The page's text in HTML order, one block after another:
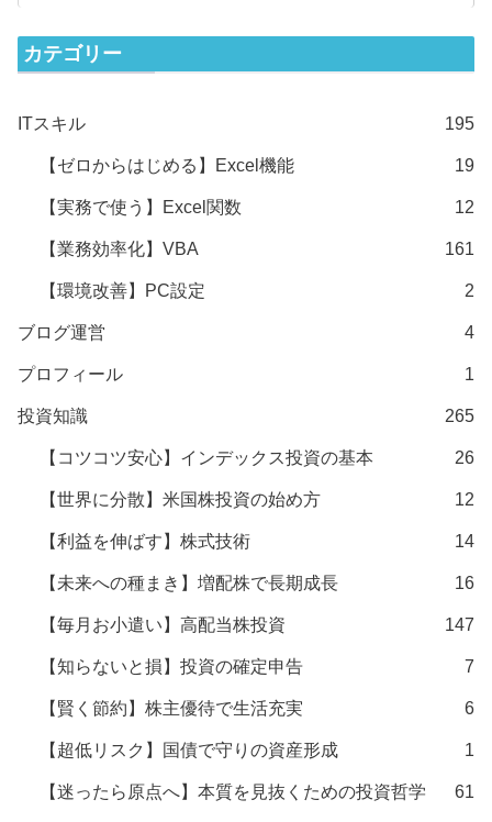
カテゴリー
ITスキル 195
【ゼロからはじめる】Excel機能 19
【実務で使う】Excel関数 12
【業務効率化】VBA 161
【環境改善】PC設定 2
ブログ運営 4
プロフィール 1
投資知識 265
【コツコツ安心】インデックス投資の基本 26
【世界に分散】米国株投資の始め方 12
【利益を伸ばす】株式技術 14
【未来への種まき】増配株で長期成長 16
【毎月お小遣い】高配当株投資 147
【知らないと損】投資の確定申告 7
【賢く節約】株主優待で生活充実 6
【超低リスク】国債で守りの資産形成 1
【迷ったら原点へ】本質を見抜くための投資哲学 61